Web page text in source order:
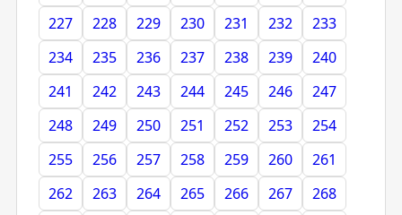
227
228 229 230 231 232
233
234
235 236 237 238 239
240
241
242 243 244 245 246
247
248
249 250 251 252 253
254
255
256 257 258 259 260
261
262
263 264 265 266 267 268